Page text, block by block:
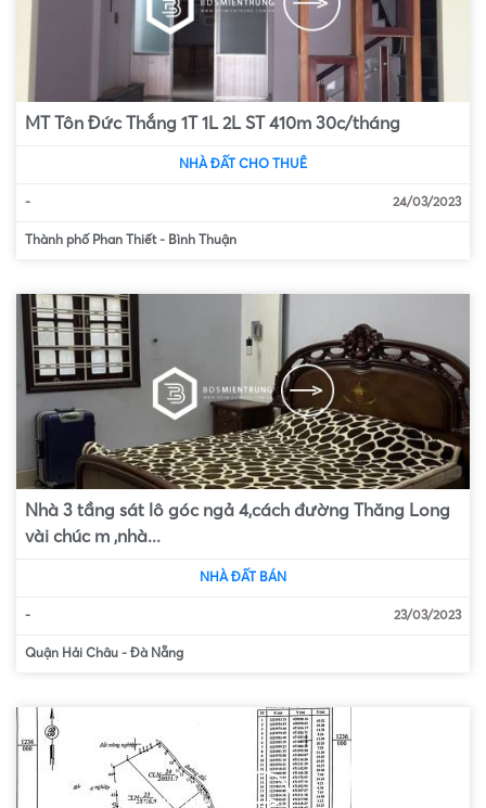
MT Tôn Đức Thắng 1T 1L 2L ST 410m 30c/tháng
NHÀ ĐẤT CHO THUÊ
- 24/03/2023
Thành phố Phan Thiết - Bình Thuận
Nhà 3 tầng sát lô góc ngả 4,cách đường Thăng Long
vài chúc m ,nhà...
NHÀ ĐẤT BÁN
- 23/03/2023
Quận Hải Châu - Đà Nẵng